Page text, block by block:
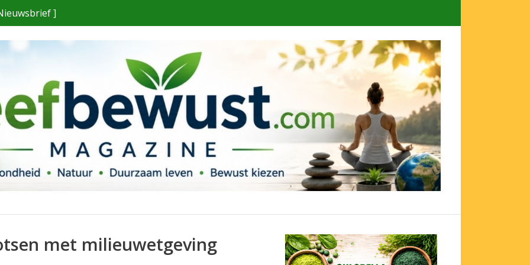
]
met milieuwetgeving